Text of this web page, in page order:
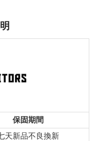
保固期間
天新品不良換新